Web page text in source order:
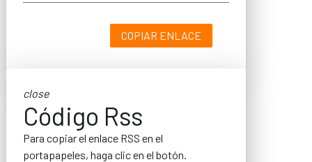
COPIAR ENLACE
close
Código Rss
Para copiar el enlace RSS en el
portapapeles, haga clic en el botón.